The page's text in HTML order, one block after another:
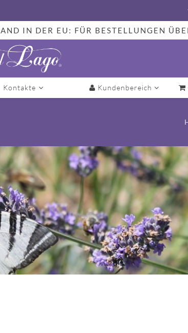
IN DER EU: FÜR BESTELLUNGEN
Kontakte Kundenbereich